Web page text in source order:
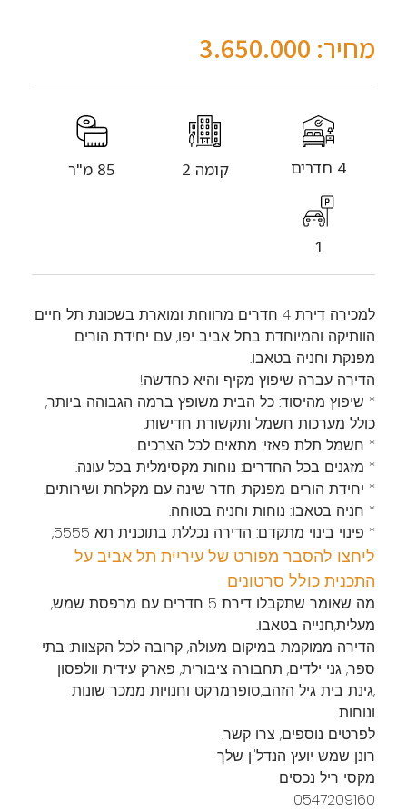
מחיר: 3.650.000
4 חדרים קומה 2 85 מ"ר
1
למכירה דירת 4 חדרים מרווחת ומוארת בשכונת תל חיים
הוותיקה והמיוחדת בתל אביב יפו, עם יחידת הורים
מפנקת וחניה בטאבו.
הדירה עברה שיפוץ מקיף והיא כחדשה!
* שיפוץ מהיסוד: כל הבית משופץ ברמה הגבוהה ביותר,
כולל מערכות חשמל ותקשורת חדישות.
* חשמל תלת פאזי: מתאים לכל הצרכים.
* מזגנים בכל החדרים: נוחות מקסימלית בכל עונה.
* יחידת הורים מפנקת: חדר שינה עם מקלחת ושירותים.
* חניה בטאבו: נוחות וחניה בטוחה.
* פינוי בינוי מתקדם: הדירה נכללת בתוכנית תא 5555,
ליחצו להסבר מפורט של עיריית תל אביב על
התכנית כולל סרטונים
מה שאומר שתקבלו דירת 5 חדרים עם מרפסת שמש,
מעלית,חנייה בטאבו.
הדירה ממוקמת במיקום מעולה, קרובה לכל הקצוות: בתי
ספר, גני ילדים, תחבורה ציבורית, פארק עידית וולפסון
,גינת בית גיל הזהב,סופרמרקט וחנויות ממכר שונות
ונוחות.
לפרטים נוספים, צרו קשר.
רונן שמש יועץ הנדל"ן שלך
מקסי ריל נכסים
0547209160